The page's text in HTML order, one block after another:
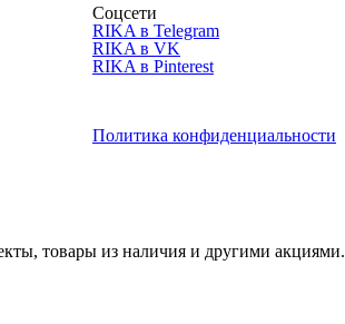
Соцсети
RIKA в Telegram
RIKA в VK
RIKA в Pinterest
Политика конфиденциальности
товары из наличия и другими акциями.